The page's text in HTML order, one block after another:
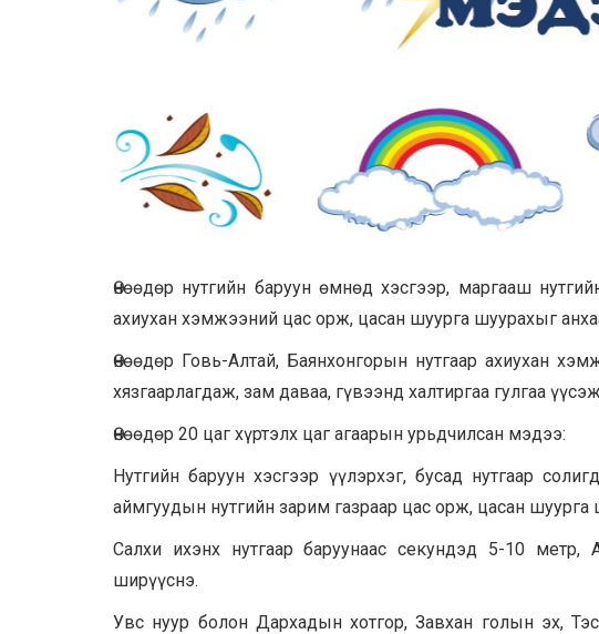
Өнөөдөр нутгийн баруун өмнөд хэсгээр, маргааш
ахиухан хэмжээний цас орж, цасан шуурга шуурахыг
Өнөөдөр Говь-Алтай, Баянхонгорын нутгаар ахиухан
хязгаарлагдаж, зам даваа, гүвээнд халтиргаа гулгаа
Өнөөдөр 20 цаг хүртэлх цаг агаарын урьдчилсан мэдээ:
Нутгийн баруун хэсгээр үүлэрхэг, бусад нутгаар
аймгуудын нутгийн зарим газраар цас орж, цасан шуурга
Салхи ихэнх нутгаар баруунаас секундэд 5-10 метр,
ширүүснэ.
Увс нуур болон Дархадын хотгор, Завхан голын эх,